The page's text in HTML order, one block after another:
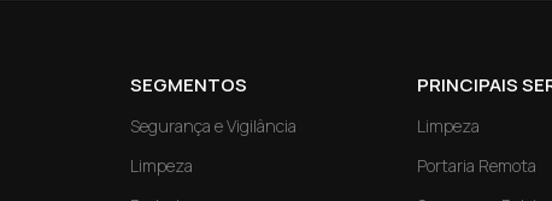
SEGMENTOS
Segurança e Vigilância
Limpeza
PRINCIPAIS
Limpeza
Portaria Remota